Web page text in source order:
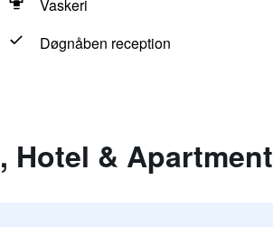
Vaskeri
Døgnåben reception
Hotel & Apartment